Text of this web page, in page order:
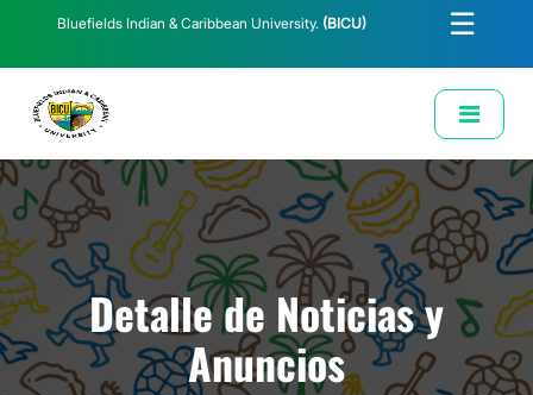
Bluefields Indian & Caribbean University. (BICU) ☰
Solicitud de Correo Institucional
Detalle de Noticias y
Anuncios